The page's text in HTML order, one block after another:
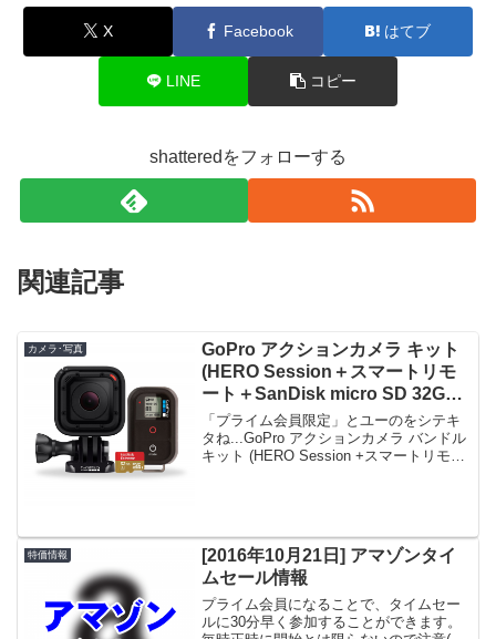
X Facebook はてブ
LINE コピー
shatteredをフォローする
関連記事
カメラ･写真
GoPro アクションカメラ キット
(HERO Session＋スマートリモ
ート＋SanDisk micro SD 32GB)
がプライム会員限定セールで
27,800円！
「プライム会員限定」とユーのをシテキ
タね...GoPro アクションカメラ バンドル
キット (HERO Session +スマートリモー
特価情報
[2016年10月21日] アマゾンタイ
ムセール情報
プライム会員になることで、タイムセー
ルに30分早く参加することができます。